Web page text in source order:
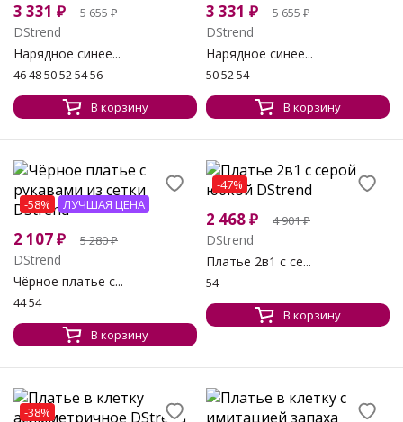
3 331 ₽ 5 655₽
DStrend
Нарядное синее...
46 48 50 52 54 56
В корзину
3 331 ₽ 5 655₽
DStrend
Нарядное синее...
50 52 54
В корзину
-58% ЛУЧШАЯ ЦЕНА
2 107₽ 5 280₽
DStrend
Чёрное платье с...
44 54
В корзину
-47%
2 468₽ 4 901₽
DStrend
Платье 2в1 с се...
54
В корзину
-38%